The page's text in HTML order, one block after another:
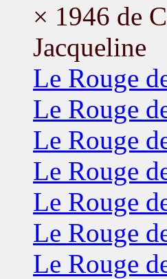
× 1946 de
Jacqueline
Le Rouge
Le Rouge
Le Rouge
Le Rouge
Le Rouge
Le Rouge
Le Rouge